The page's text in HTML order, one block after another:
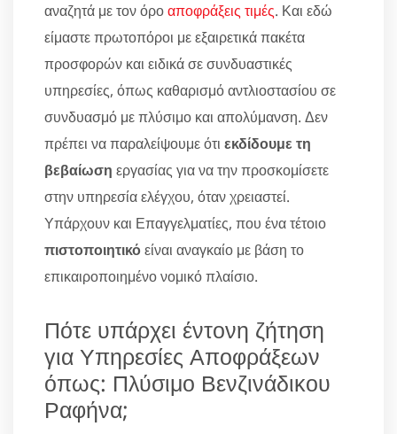
αναζητά με τον όροαποφράξεις τιμές. Και εδώ
είμαστε πρωτοπόροι με εξαιρετικά πακέτα
προσφορών και ειδικά σε συνδυαστικές
υπηρεσίες, όπως καθαρισμό αντλιοστασίου σε
συνδυασμό με πλύσιμο και απολύμανση. Δεν
πρέπει να παραλείψουμε ότι εκδίδουμε τη
βεβαίωση εργασίας για να την προσκομίσετε
στην υπηρεσία ελέγχου, όταν χρειαστεί.
Υπάρχουν και Επαγγελματίες, που ένα τέτοιο
πιστοποιητικόείναι αναγκαίο με βάση το
επικαιροποιημένο νομικό πλαίσιο.
Πότε υπάρχει έντονη ζήτηση
για Υπηρεσίες Αποφράξεων
όπως: Πλύσιμο Βενζινάδικου
Ραφήνα;